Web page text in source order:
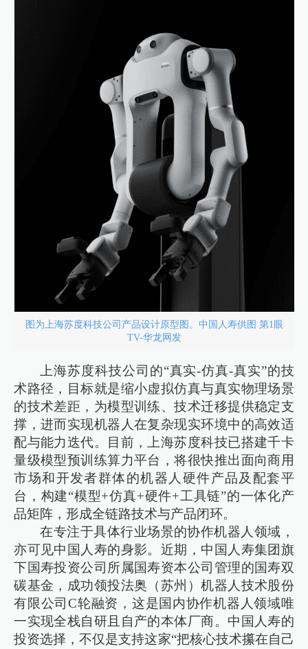
图为上海苏度科技公司产品设计原型图。中国人寿供图 第1眼
TV-华龙网发
上海苏度科技公司的“真实-仿真-真实”的技
术路径，目标就是缩小虚拟仿真与真实物理场景
的技术差距，为模型训练、技术迁移提供稳定支
撑，进而实现机器人在复杂现实环境中的高效适
配与能力迭代。目前，上海苏度科技已搭建千卡
量级模型预训练算力平台，将很快推出面向商用
市场和开发者群体的机器人硬件产品及配套平
台，构建“模型+仿真+硬件+工具链”的一体化产
品矩阵，形成全链路技术与产品闭环。
在专注于具体行业场景的协作机器人领域，
亦可见中国人寿的身影。近期，中国人寿集团旗
下国寿投资公司所属国寿资本公司管理的国寿双
碳基金，成功领投法奥（苏州）机器人技术股份
有限公司C轮融资，这是国内协作机器人领域唯
一实现全栈自研且自产的本体厂商。中国人寿的
投资选择，不仅是支持这家“把核心技术攥在自己